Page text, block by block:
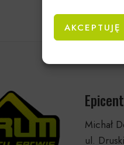
AKCEPTUJĘ
Michał
ul.